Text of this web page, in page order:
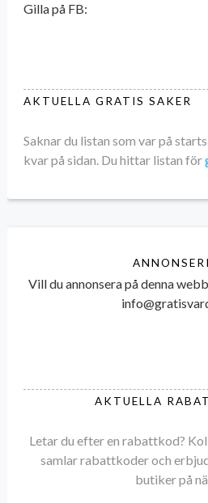
Gilla på FB:
AKTUELLA GRATIS SAKER
Saknar du listan som var på
kvar på sidan. Du hittar listan för
Vill du annonsera på denna
AKTUELLA
Letar du efter en rabattkod?
samlar rabattkoder och
butiker på